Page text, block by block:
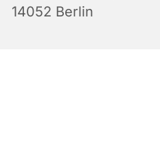
14052 Berlin